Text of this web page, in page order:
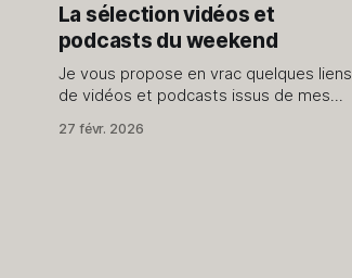
La sélection vidéos et
podcasts du weekend
Je vous propose en vrac quelques liens
de vidéos et podcasts issus de mes
ne vous livre que le meilleur,
27 févr. 2026